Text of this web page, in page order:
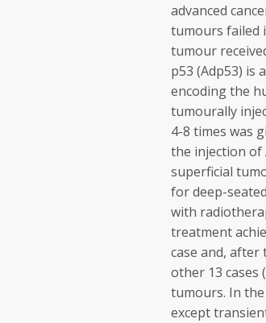
advanced
tumours failed
tumour
p53 (Adp53) is
encoding the
tumourally
4-8 times was
the injection of
superficial
for deep-
with
treatment
case and,
other 13 cases
tumours. In
except